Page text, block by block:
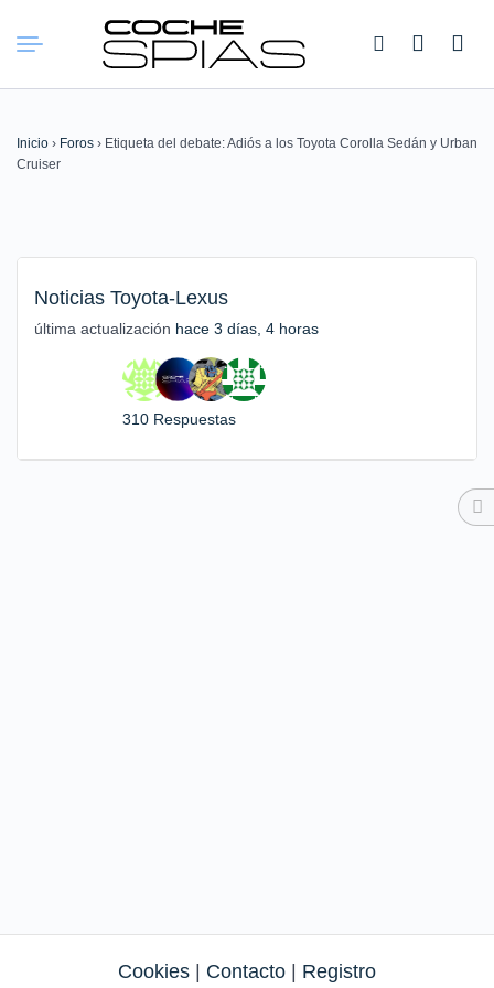
Buscar:
Inicio › Foros › Etiqueta del debate: Adiós a los Toyota Corolla Sedán y Urban
Cruiser
Noticias Toyota-Lexus
última actualización hace 3 días, 4 horas
310 Respuestas
Cookies Contacto Registro